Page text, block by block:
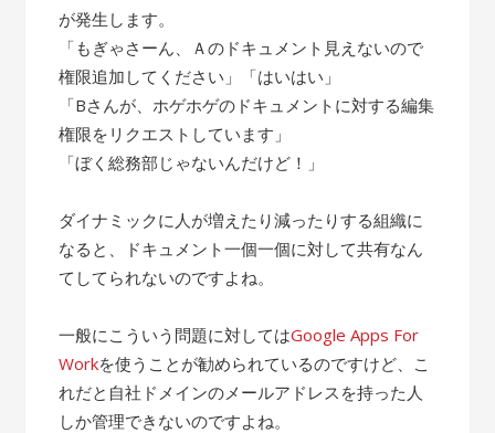
が発生します。
「もぎゃさーん、Ａのドキュメント見えないので
権限追加してください」「はいはい」
「Bさんが、ホゲホゲのドキュメントに対する編集
権限をリクエストしています」
「ぼく総務部じゃないんだけど！」
ダイナミックに人が増えたり減ったりする組織に
なると、ドキュメント一個一個に対して共有なん
てしてられないのですよね。
一般にこういう問題に対してはGoogle Apps For
Workを使うことが勧められているのですけど、こ
れだと自社ドメインのメールアドレスを持った人
しか管理できないのですよね。